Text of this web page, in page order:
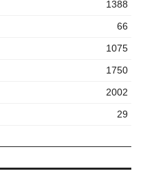
1388
66
1075
1750
2002
29